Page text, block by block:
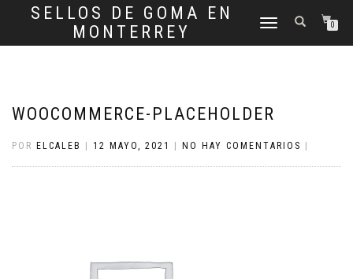
SELLOS DE GOMA EN
MONTERREY
CAMBIAR
0
WOOCOMMERCE-PLACEHOLDER
POR ELCALEB 12 MAYO, 2021 NO HAY COMENTARIOS